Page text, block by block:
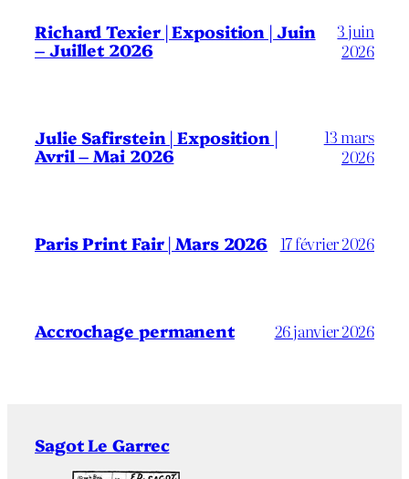
Richard Texier | Exposition | Juin
– Juillet 2026
3 juin
2026
Julie Safirstein | Exposition |
Avril – Mai 2026
13 mars
2026
Paris Print Fair | Mars 2026 17 février 2026
Accrochage permanent 26 janvier 2026
Sagot Le Garrec